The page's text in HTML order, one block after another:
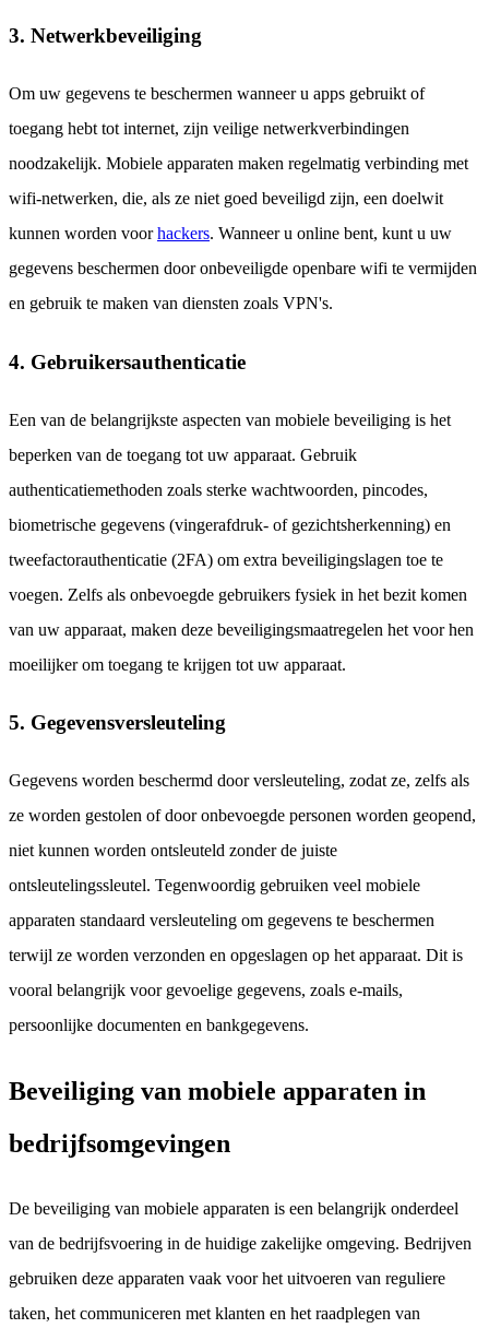
3. Netwerkbeveiliging
Om uw gegevens te beschermen wanneer u apps gebruikt of
toegang hebt tot internet, zijn veilige netwerkverbindingen
noodzakelijk. Mobiele apparaten maken regelmatig verbinding met
wifi-netwerken, die, als ze niet goed beveiligd zijn, een doelwit
kunnen worden voorhackers. Wanneer u online bent, kunt u uw
gegevens beschermen door onbeveiligde openbare wifi te vermijden
en gebruik te maken van diensten zoals VPN's.
4. Gebruikersauthenticatie
Een van de belangrijkste aspecten van mobiele beveiliging is het
beperken van de toegang tot uw apparaat. Gebruik
authenticatiemethoden zoals sterke wachtwoorden, pincodes,
biometrische gegevens (vingerafdruk- of gezichtsherkenning) en
tweefactorauthenticatie (2FA) om extra beveiligingslagen toe te
voegen. Zelfs als onbevoegde gebruikers fysiek in het bezit komen
van uw apparaat, maken deze beveiligingsmaatregelen het voor hen
moeilijker om toegang te krijgen tot uw apparaat.
5. Gegevensversleuteling
Gegevens worden beschermd door versleuteling, zodat ze, zelfs als
ze worden gestolen of door onbevoegde personen worden geopend,
niet kunnen worden ontsleuteld zonder de juiste
ontsleutelingssleutel. Tegenwoordig gebruiken veel mobiele
apparaten standaard versleuteling om gegevens te beschermen
terwijl ze worden verzonden en opgeslagen op het apparaat. Dit is
vooral belangrijk voor gevoelige gegevens, zoals e-mails,
persoonlijke documenten en bankgegevens.
Beveiliging van mobiele apparaten in
bedrijfsomgevingen
De beveiliging van mobiele apparaten is een belangrijk onderdeel
van de bedrijfsvoering in de huidige zakelijke omgeving. Bedrijven
gebruiken deze apparaten vaak voor het uitvoeren van reguliere
taken, het communiceren met klanten en het raadplegen van